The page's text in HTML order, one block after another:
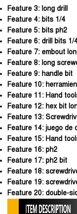
Feature 3: long drill
Feature 4: bits 1/4
Feature 5: bits ph2
Feature 6: drill bits 1/
Feature 7: embout
Feature 8: long
Feature 9: handle bit
Feature 10:
Feature 11: Hand
Feature 12: hex bit
Feature 13:
Feature 14: juego de
Feature 15: Hand
Feature 16: ph2
Feature 17: ph2 bit
Feature 18:
Feature 19:
Feature 20: double-